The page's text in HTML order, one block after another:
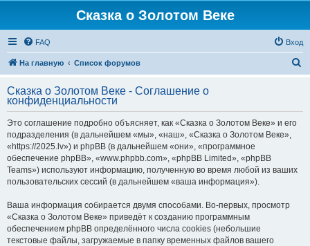
Сказка о Золотом Веке
FAQ Вход
На главную Список форумов
с
Сказка о Золотом Веке - Соглашение о
конфиденциальности
Это соглашение подробно объясняет, как «Сказка о Золотом Веке» и его
подразделения (в дальнейшем «мы», «наш», «Сказка о Золотом Веке»,
«https://2025.lv») и phpBB (в дальнейшем «они», «программное
обеспечение phpBB», «www.phpbb.com», «phpBB Limited», «phpBB
Teams») используют информацию, полученную во время любой из ваших
пользовательских сессий (в дальнейшем «ваша информация»).
Ваша информация собирается двумя способами. Во-первых, просмотр
«Сказка о Золотом Веке» приведёт к созданию программным
обеспечением phpBB определённого числа cookies (небольшие
текстовые файлы, загружаемые в папку временных файлов вашего